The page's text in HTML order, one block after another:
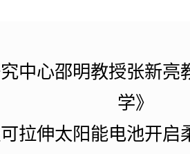
中心邵明教授张新亮
学》
拉伸太阳能电池开启